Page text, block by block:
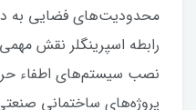
محدودیت‌های فضایی به
رابطه اسپرینگلر نقش
نصب سیستم‌های اطفاء
پروژه‌های ساختمانی